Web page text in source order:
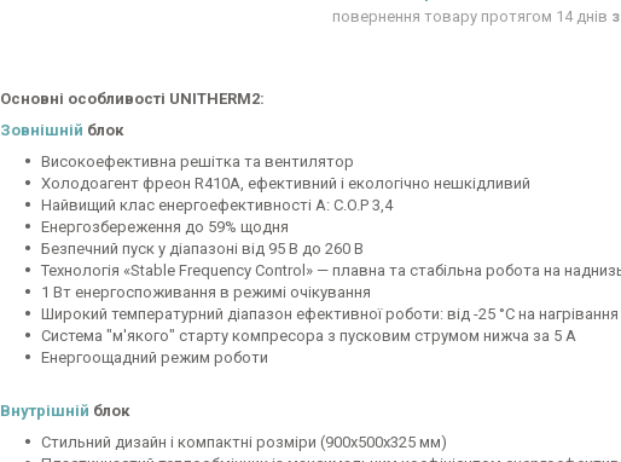
повернення товару протягом 14 днів
Основні особливості UNITHERM2:
Зовнішній блок
Високоефективна решітка та вентилятор
Холодоагент фреон R410A, ефективний і екологічно нешкідливий
Найвищий клас енергоефективності А: C.O.P 3,4
Енергозбереження до 59% щодня
Безпечний пуск у діапазоні від 95 В до 260 В
Технологія «Stable Frequency Control» — плавна та стабільна робота на
1 Вт енергоспоживання в режимі очікування
Широкий температурний діапазон ефективної роботи: від -25 °C на
Система "м'якого" старту компресора з пусковим струмом нижча за 5 А
Енергоощадний режим роботи
Внутрішній блок
Стильний дизайн і компактні розміри (900х500х325 мм)